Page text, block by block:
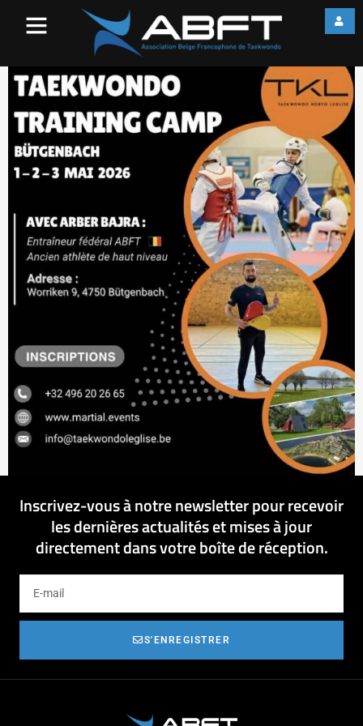
2026[43]
Inscrivez-vous à notre newsletter pour recevoir
les dernières actualités et mises à jour
directement dans votre boîte de réception.
S'ENREGISTRER